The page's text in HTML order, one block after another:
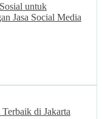
untuk
Jasa Social Media
di Jakarta